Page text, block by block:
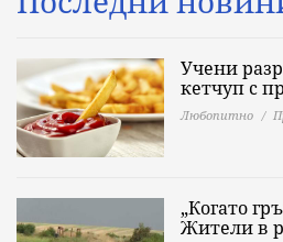
Учени
кетчуп с
Любопитно
„Когато
Жители в